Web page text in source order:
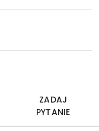
ZADAJ
PYTANIE